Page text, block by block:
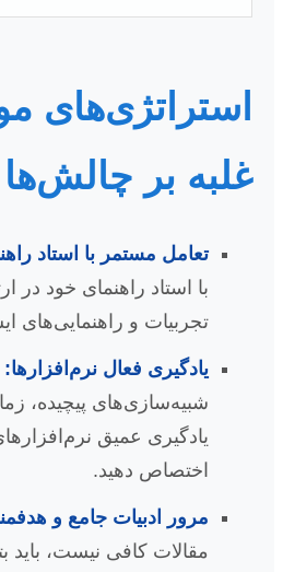
استراتژی‌های
غلبه بر چالش‌ها
تعامل مستمر با استاد
با استاد راهنمای خود در
تجربیات و راهنمایی‌های
یادگیری فعال نرم‌افزارها:
شبیه‌سازی‌های پیچیده،
یادگیری عمیق
اختصاص دهید.
مرور ادبیات جامع و
مقالات کافی نیست، باید